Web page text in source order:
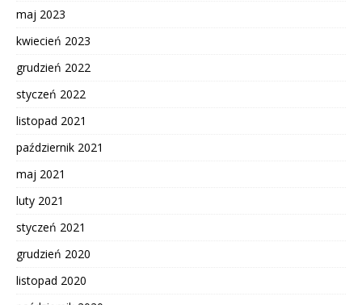
maj 2023
kwiecień 2023
grudzień 2022
styczeń 2022
listopad 2021
październik 2021
maj 2021
luty 2021
styczeń 2021
grudzień 2020
listopad 2020